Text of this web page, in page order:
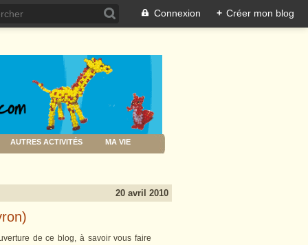
Connexion + Créer mon blog
AUTRES ACTIVITÉS MA VIE
20 avril 2010
de ce blog, à savoir vous faire